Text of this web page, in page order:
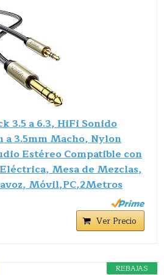
3.5 a 6.3, HiFi Sonido
a 3.5mm Macho, Nylon
Estéreo Compatible con
Mesa de Mezclas,
Móvil,PC,2Metros
Ver Precio
REBAJAS